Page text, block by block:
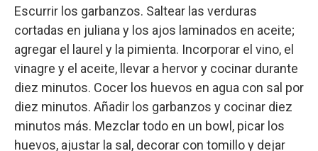
Escurrir los garbanzos. Saltear las verduras
cortadas en juliana y los ajos laminados en aceite;
agregar el laurel y la pimienta. Incorporar el vino, el
vinagre y el aceite, llevar a hervor y cocinar durante
diez minutos. Cocer los huevos en agua con sal por
diez minutos. Añadir los garbanzos y cocinar diez
minutos más. Mezclar todo en un bowl, picar los
huevos, ajustar la sal, decorar con tomillo y dejar